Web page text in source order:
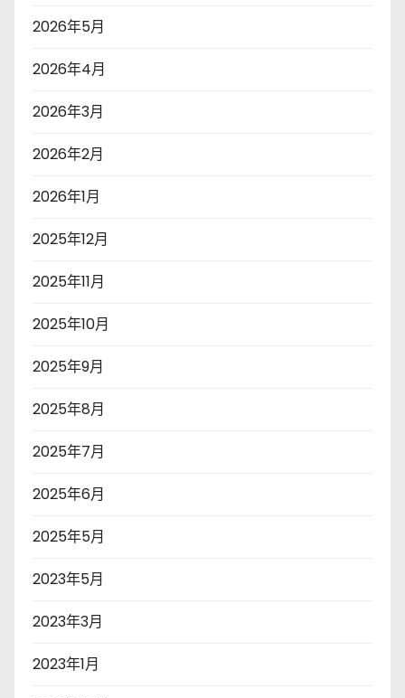
2026年5月
2026年4月
2026年3月
2026年2月
2026年1月
2025年12月
2025年11月
2025年10月
2025年9月
2025年8月
2025年7月
2025年6月
2025年5月
2023年5月
2023年3月
2023年1月